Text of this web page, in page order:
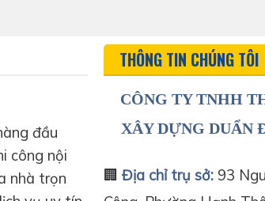
đầu
công nội
nhà trọn
THÔNG TIN CHÚNG TÔI
CÔNG TY TNHH
XÂY DỰNG DUẨN
🏢 Địa chỉ trụ sở: 93